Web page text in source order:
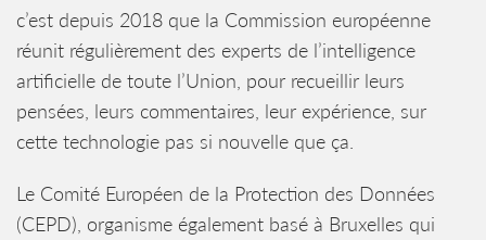
c’est depuis 2018 que la Commission européenne
réunit régulièrement des experts de l’intelligence
artificielle de toute l’Union, pour recueillir leurs
pensées, leurs commentaires, leur expérience, sur
cette technologie pas si nouvelle que ça.
Le Comité Européen de la Protection des Données
(CEPD), organisme également basé à Bruxelles qui